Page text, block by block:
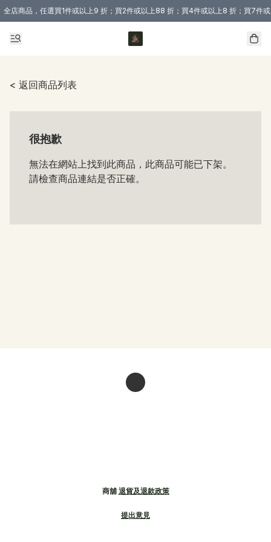
全店商品，任選買1件或以上9 折；買2件或以上88 折；買4件或以上8 折；買7件
購買 3 件商品或以上即享免運費優惠！（適用於 本地送貨、本地取貨 )
< 返回商品列表
很抱歉
無法在網站上找到此商品，此商品可能已下架。
請檢查商品連結是否正確。
商舖 退貨及退款政策
提出意見